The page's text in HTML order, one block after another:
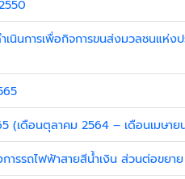
นินการเพื่อกิจการขนส่งมวลชนแห่
(เดือนตุลาคม 2564 – เดือนเมษาย
รรถไฟฟ้าสายสีน้ำเงิน ส่วนต่อขย